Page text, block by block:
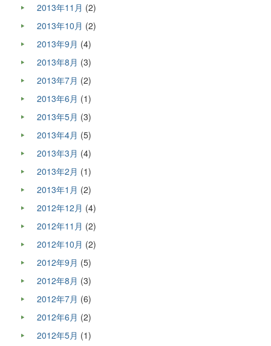
2013年11月 (2)
2013年10月 (2)
2013年9月 (4)
2013年8月 (3)
2013年7月 (2)
2013年6月 (1)
2013年5月 (3)
2013年4月 (5)
2013年3月 (4)
2013年2月 (1)
2013年1月 (2)
2012年12月 (4)
2012年11月 (2)
2012年10月 (2)
2012年9月 (5)
2012年8月 (3)
2012年7月 (6)
2012年6月 (2)
2012年5月 (1)